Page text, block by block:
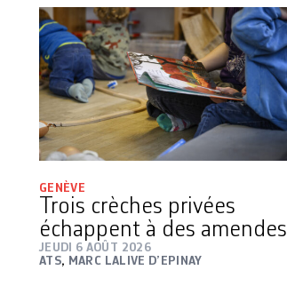
GENÈVE
Trois crèches privées
échappent à des amendes
JEUDI 6 AOÛT 2026
ATS, MARC LALIVE D’EPINAY